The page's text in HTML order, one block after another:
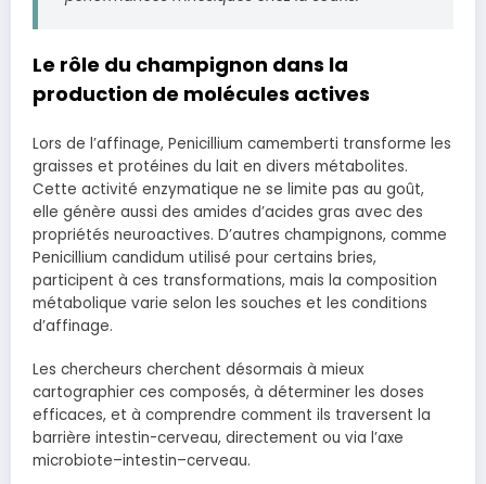
Le rôle du champignon dans la
production de molécules actives
Lors de l’affinage, Penicillium camemberti transforme les
graisses et protéines du lait en divers métabolites.
Cette activité enzymatique ne se limite pas au goût,
elle génère aussi des amides d’acides gras avec des
propriétés neuroactives. D’autres champignons, comme
Penicillium candidum utilisé pour certains bries,
participent à ces transformations, mais la composition
métabolique varie selon les souches et les conditions
d’affinage.
Les chercheurs cherchent désormais à mieux
cartographier ces composés, à déterminer les doses
efficaces, et à comprendre comment ils traversent la
barrière intestin-cerveau, directement ou via l’axe
microbiote–intestin–cerveau.